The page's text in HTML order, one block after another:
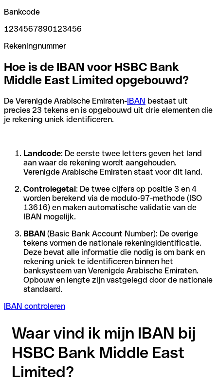
Bankcode
1234567890123456
Rekeningnummer
Hoe is de IBAN voor HSBC Bank
Middle East Limited opgebouwd?
De Verenigde Arabische Emiraten-IBAN bestaat uit
precies 23 tekens en is opgebouwd uit drie elementen die
je rekening uniek identificeren.
Landcode: De eerste twee letters geven het land
aan waar de rekening wordt aangehouden.
Verenigde Arabische Emiraten staat voor dit land.
Controlegetal: De twee cijfers op positie 3 en 4
worden berekend via de modulo-97-methode (ISO
13616) en maken automatische validatie van de
IBAN mogelijk.
BBAN (Basic Bank Account Number): De overige
tekens vormen de nationale rekeningidentificatie.
Deze bevat alle informatie die nodig is om bank en
rekening uniek te identificeren binnen het
banksysteem van Verenigde Arabische Emiraten.
Opbouw en lengte zijn vastgelegd door de nationale
standaard.
IBAN controleren
Waar vind ik mijn IBAN bij
HSBC Bank Middle East
Limited?